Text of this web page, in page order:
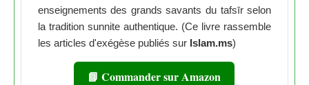
enseignements des grands savants du tafsīr selon
la tradition sunnite authentique. (Ce livre rassemble
les articles d'exégèse publiés sur Islam.ms)
📘 Commander sur Amazon